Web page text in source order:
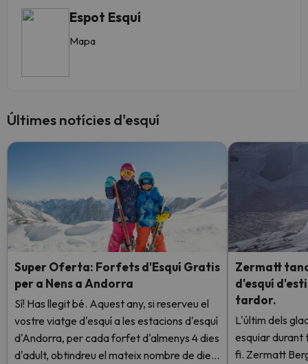
Espot Esquí
Mapa
Últimes notícies d'esquí
Super Oferta: Forfets d'Esquí Gratis
per a Nens a Andorra
Sí! Has llegit bé. Aquest any, si reserveu el
vostre viatge d'esquí a les estacions d'esquí
d'Andorra, per cada forfet d'almenys 4 dies
d'adult, obtindreu el mateix nombre de dies
Zermatt
d'esquí
tardor.
L'últim dels
esquiar durant
fi. Zermatt